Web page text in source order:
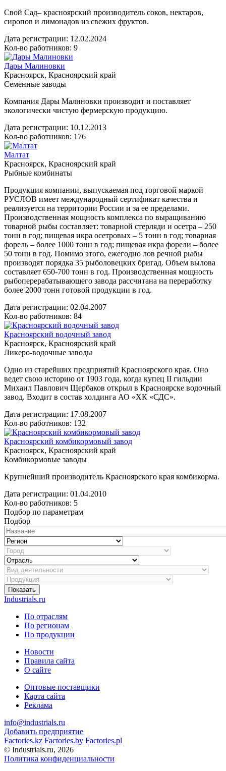
Свой Сад– красноярский производитель соков, нектаров,
сиропов и лимонадов из свежих фруктов.
Дата регистрации: 12.02.2024
Кол-во работников: 9
Дары Малиновки
Красноярск, Красноярский край
Семенные заводы
Компания Дары Малиновки производит и поставляет
экологически чистую фермерскую продукцию.
Дата регистрации: 10.12.2013
Кол-во работников: 176
Малтат
Красноярск, Красноярский край
Рыбные комбинаты
Продукция компании, выпускаемая под торговой маркой
РУСЛОВ имеет международный сертификат качества и
реализуется на территории России и за ее пределами.
Производственная мощность комплекса по выращиванию
товарной рыбы составляет: товарной стерляди и осетра – 250
тонн в год; пищевая икра осетровых – 5 тонн в год; товарная
форель – более 1000 тонн в год; пищевая икра форели – более
50 тонн в год. Помимо этого, ежегодно лов речной рыбы
производят порядка 35 рыболовецких бригад. Объем вылова
составляет 650-700 тонн в год. Производственная мощность
рыбоперерабатывающего завода рассчитана на переработку
более 2000 тонн готовой продукции в год.
Дата регистрации: 02.04.2007
Кол-во работников: 84
Красноярский водочный завод
Красноярск, Красноярский край
Ликеро-водочные заводы
Одно из старейших предприятий Красноярского края. Оно
ведет свою историю от 1903 года, когда купец II гильдии
Михаил Павлович Щербаков открыл в Красноярске водочный
завод. Входит в состав холдинга АО «ХК «СДС».
Дата регистрации: 17.08.2007
Кол-во работников: 132
Красноярский комбикормовый завод
Красноярск, Красноярский край
Комбикормовые заводы
Крупнейший производитель Красноярского края комбикорма.
Дата регистрации: 01.04.2010
Кол-во работников: 5
Подбор по параметрам
Подбор
Показать
Industrials.ru
По отраслям
По регионам
По продукции
Новости
Правила сайта
О сайте
Оптовые поставщики
Карта сайта
Реклама
info@industrials.ru
Добавить предприятие
Factories.kz Factories.by Factories.pl
© Industrials.ru, 2026
Политика конфиденциальности